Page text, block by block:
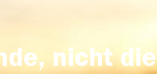
nicht die